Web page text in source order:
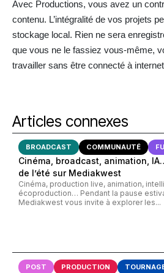
Avec Productions, vous avez un
contenu. L’intégralité de vos projets
stockage local. Rien ne sera
que vous ne le fassiez vous-même,
travailler sans être connecté à
Articles connexes
BROADCAST COMMUNAUTÉ
Cinéma, broadcast, animation,
de l’été sur Mediakwest
Cinéma, production live, animation,
écoproduction… Pendant la pause
Mediakwest vous invite à explorer les...
POST PRODUCTION